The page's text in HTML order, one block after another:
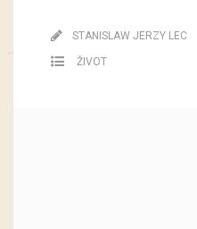
STANISLAW JERZY LEC
ŽIVOT